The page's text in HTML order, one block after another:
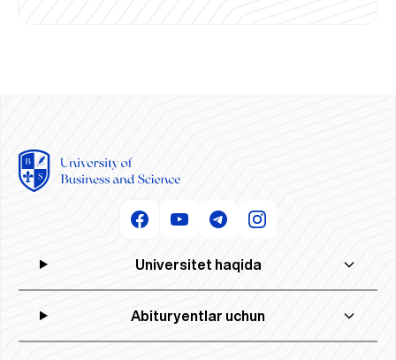
Universitet haqida
Abituryentlar uchun